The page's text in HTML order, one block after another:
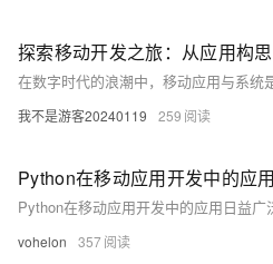
探索移动开发之旅：从应用构
我不是游客20240119 259
Python在移动应用开发中的应
Python在移动应用开发中的应用日益广
vohelon 357